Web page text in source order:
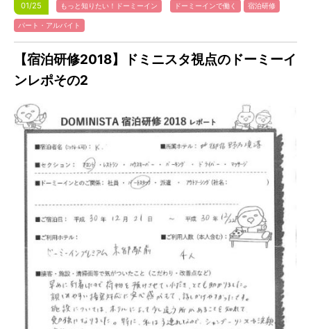
01/25
もっと知りたい！ドーミーイン ドーミーインで働く 宿泊研修
パート・アルバイト
【宿泊研修2018】ドミニスタ視点のドーミーイ
ンレポその2